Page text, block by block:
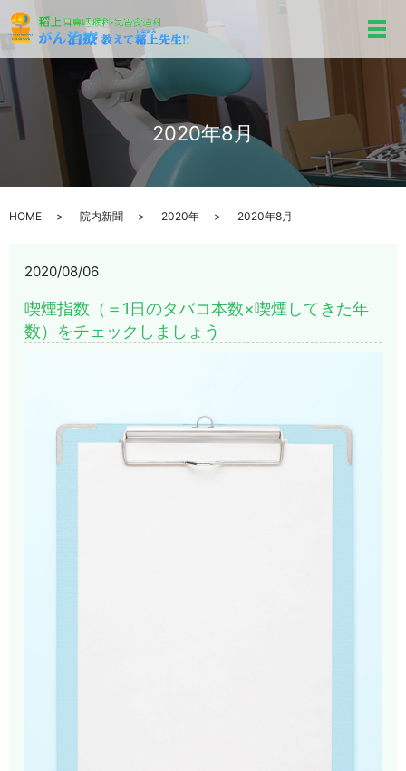
メ
2020年8月
HOME 院内新聞 2020年 2020年8月
2020/08/06
喫煙指数（＝1日のタバコ本数×喫煙してきた年
数）をチェックしましょう